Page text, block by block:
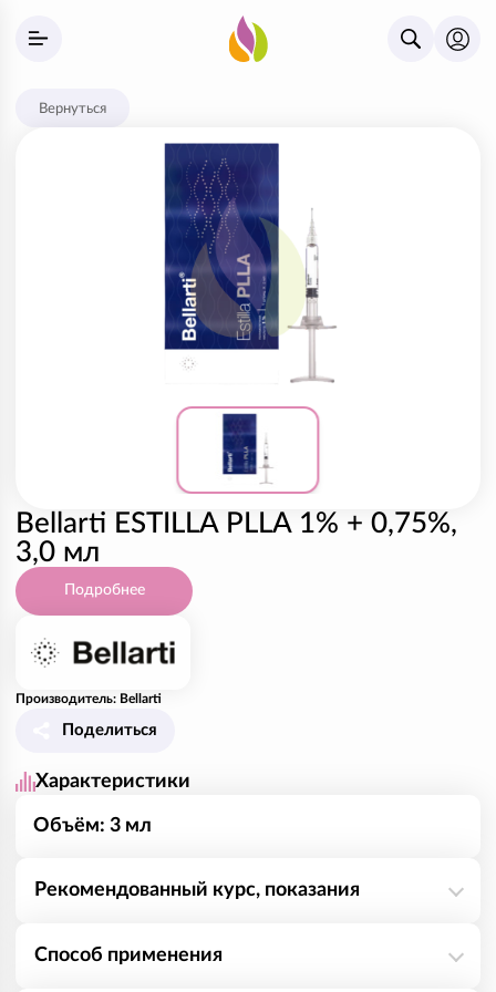
Вернуться
Bellarti ESTILLA PLLA 1% + 0,75%,
3,0 мл
Подробнее
Производитель: Bellarti
Поделиться
Характеристики
Объём: 3 мл
Рекомендованный курс, показания
Bellarti Estilla - первый, зарегистрированный в
Способ применения